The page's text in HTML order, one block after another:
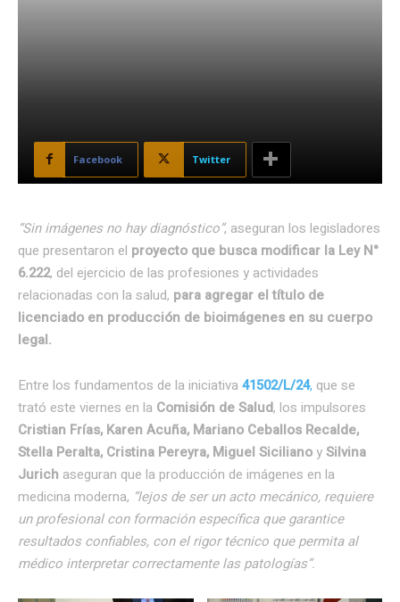
Facebook Twitter
“Sin imágenes no hay diagnóstico”, aseguran los legisladores
que presentaron el proyecto que busca modificar la Ley N°
6.222, del ejercicio de las profesiones y actividades
relacionadas con la salud, para agregar el título de
licenciado en producción de bioimágenes en su cuerpo
legal.
Entre los fundamentos de la iniciativa 41502/L/24, que se
trató este viernes en la Comisión de Salud, los impulsores
Cristian Frías, Karen Acuña, Mariano Ceballos Recalde,
Stella Peralta, Cristina Pereyra, Miguel SicilianoySilvina
Jurich aseguran que la producción de imágenes en la
medicina moderna, “lejos de ser un acto mecánico, requiere
un profesional con formación específica que garantice
resultados confiables, con el rigor técnico que permita al
médico interpretar correctamente las patologías”.